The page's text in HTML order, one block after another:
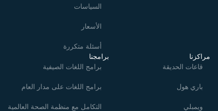
السياسات
الأسعار
أسئلة متكررة
مراكزنا
قاعات الحديقة
باري هول
ويمبلي
برامجنا
برامج اللغات الصيفية
برامج اللغات على مدار العام
التكامل مع منظمة الصحة العالمية